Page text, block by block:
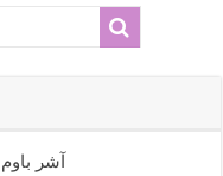
آشر